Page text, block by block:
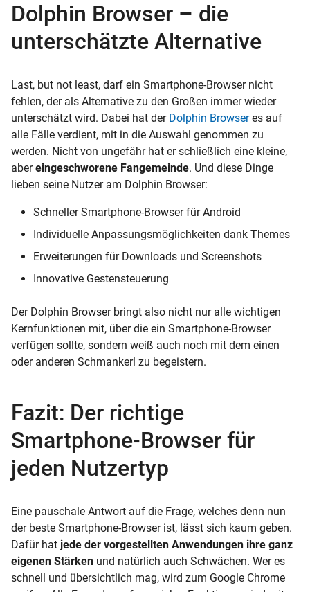
Dolphin Browser – die
unterschätzte Alternative
Last, but not least, darf ein Smartphone-Browser nicht
fehlen, der als Alternative zu den Großen immer wieder
unterschätzt wird. Dabei hat der Dolphin Browseres auf
alle Fälle verdient, mit in die Auswahl genommen zu
werden. Nicht von ungefähr hat er schließlich eine kleine,
abereingeschworene Fangemeinde. Und diese Dinge
lieben seine Nutzer am Dolphin Browser:
Schneller Smartphone-Browser für Android
Individuelle Anpassungsmöglichkeiten dank Themes
Erweiterungen für Downloads und Screenshots
Innovative Gestensteuerung
Der Dolphin Browser bringt also nicht nur alle wichtigen
Kernfunktionen mit, über die ein Smartphone-Browser
verfügen sollte, sondern weiß auch noch mit dem einen
oder anderen Schmankerl zu begeistern.
Fazit: Der richtige
Smartphone-Browser für
jeden Nutzertyp
Eine pauschale Antwort auf die Frage, welches denn nun
der beste Smartphone-Browser ist, lässt sich kaum geben.
Dafür hat jede der vorgestellten Anwendungen ihre ganz
eigenen Stärken und natürlich auch Schwächen. Wer es
schnell und übersichtlich mag, wird zum Google Chrome